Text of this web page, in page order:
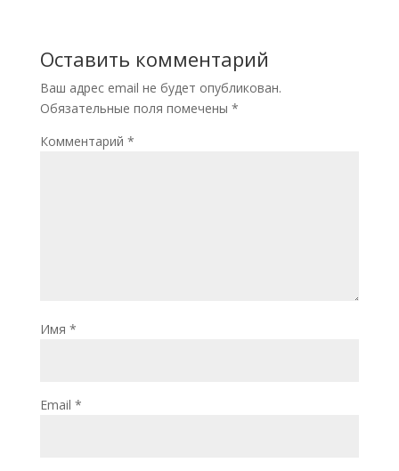
Оставить комментарий
Ваш адрес email не будет опубликован.
Обязательные поля помечены *
Комментарий *
Имя *
Email *